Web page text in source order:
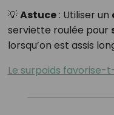
💡Astuce: Utiliser un
serviette roulée pour
lorsqu’on est assis
Le surpoids favorise-